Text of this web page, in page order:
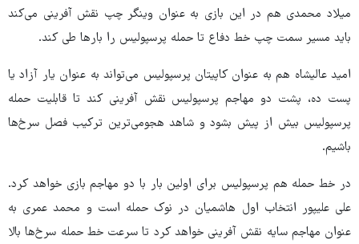
میلاد محمدی هم در این بازی به عنوان وینگر چپ نقش آفرینی می‌کند
باید مسیر سمت چپ خط دفاع تا حمله پرسپولیس را بارها طی کند.
امید عالیشاه هم به عنوان کاپیتان پرسپولیس می‌تواند به عنوان یار آزاد یا
پست ده، پشت دو مهاجم پرسپولیس نقش آفرینی کند تا قابلیت حمله
پرسپولیس بیش از پیش بشود و شاهد هجومی‌ترین ترکیب فصل سرخ‌ها
باشیم‌.
در خط حمله هم پرسپولیس برای اولین بار با دو مهاجم بازی خواهد کرد.
علی علیپور انتخاب اول هاشمیان در نوک حمله است و محمد عمری به
عنوان مهاجم سایه نقش آفرینی خواهد کرد تا سرعت خط حمله سرخ‌ها بالا